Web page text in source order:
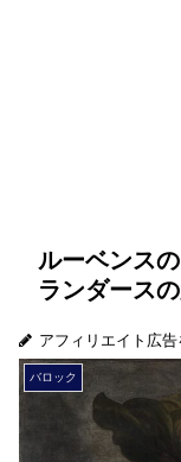
ルーベンス
ランダース
アフィリエイト広告
バロック